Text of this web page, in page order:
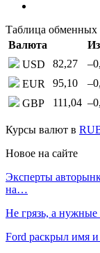
Таблица обменных
Валюта
USD
82,27
EUR
95,10
GBP
111,04
Курсы валют в
Новое на сайте
Эксперты
на…
Не грязь, а
Ford раскрыл имя